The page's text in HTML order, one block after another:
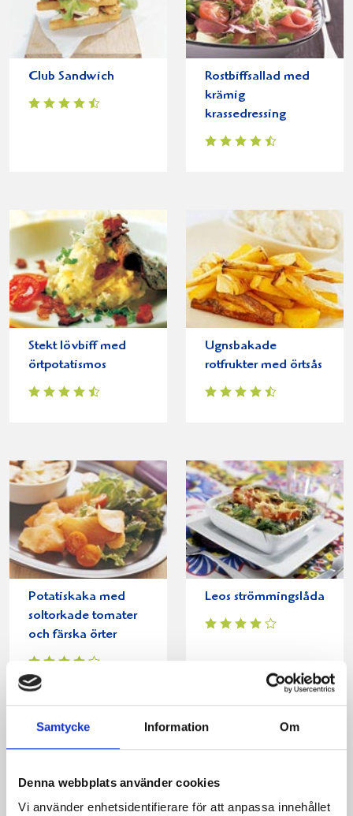
Samtycke Information Om
Denna webbplats använder cookies
Vi använder enhetsidentifierare för att anpassa innehållet
Club Sandwich
Rostbiffsallad med
krämig
krassedressing
Stekt lövbiff med
örtpotatismos
Ugnsbakade
rotfrukter med örtsås
Potatiskaka med
soltorkade tomater
och färska örter
Leos strömmingslåda